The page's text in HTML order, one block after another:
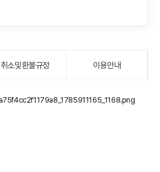
취소및환불규정 이용안내